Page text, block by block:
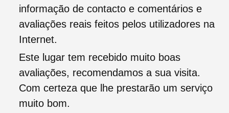
informação de contacto e comentários e
avaliações reais feitos pelos utilizadores na
Internet.
Este lugar tem recebido muito boas
avaliações, recomendamos a sua visita.
Com certeza que lhe prestarão um serviço
muito bom.